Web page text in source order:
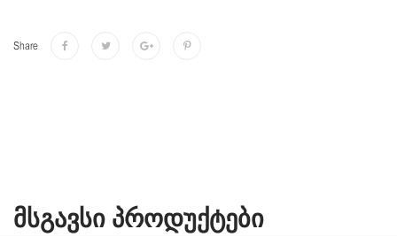
Share
ᲛᲡᲒᲐᲕᲡᲘ ᲞᲠᲝᲓᲣᲥᲢᲔᲑᲘ